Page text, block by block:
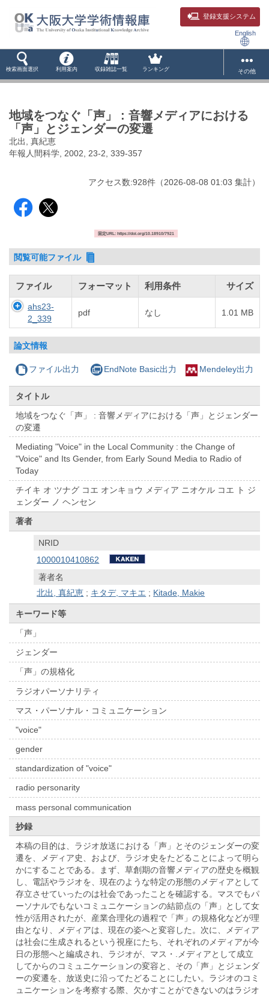
登録支援システム
English
検索画面選択 利用案内 収録雑誌一覧 ランキング その他
地域をつなぐ「声」 : 音響メディアにおける
「声」とジェンダーの変遷
北出, 真紀恵
年報人間科学, 2002, 23-2, 339-357
アクセス数:928件 （2026-08-08 01:03 集計）
固定URL: https://doi.org/10.18910/7921
閲覧可能ファイル
ファイル フォーマット 利用条件 サイズ
ahs23-
2_339
pdf なし 1.01 MB
論文情報
ファイル出力 EndNote Basic出力 Mendeley出力
タイトル
地域をつなぐ「声」 : 音響メディアにおける「声」とジェンダー
の変遷
Mediating "Voice" in the Local Community : the Change of
"Voice" and Its Gender, from Early Sound Media to Radio of
Today
チイキ オ ツナグ コエ オンキョウ メディア ニオケル コエ ト ジ
ェンダー ノ ヘンセン
著者
NRID
1000010410862
著者名
北出, 真紀恵 ; キタデ, マキエ ; Kitade, Makie
キーワード等
「声」
ジェンダー
「声」の規格化
ラジオパーソナリティ
マス・パーソナル・コミュニケーション
"voice"
gender
standardization of "voice"
radio personarity
mass personal communication
抄録
本稿の目的は、ラジオ放送における「声」とそのジェンダーの変
遷を、メディア史、および、ラジオ史をたどることによって明ら
かにすることである。まず、草創期の音響メディアの歴史を概観
し、電話やラジオを、現在のような特定の形態のメディアとして
存立させていったのは社会であったことを確認する。マスでもパ
ーソナルでもないコミュニケーションの結節点の「声」として女
性が活用されたが、産業合理化の過程で「声」の規格化などが理
由となり、メディアは、現在の姿へと変容した。次に、メディア
は社会に生成されるという視座にたち、それぞれのメディアが今
日の形態へと編成され、ラジオが、マス・.メディアとして成立
してからのコミュニケーションの変容と、その「声」とジェンダ
ーの変遷を、放送史に沿ってたどることにしたい。ラジオのコミ
ュニケーションを考察する際、欠かすことができないのはラジオ